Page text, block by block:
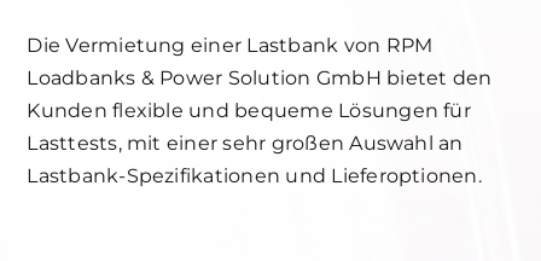
Die Vermietung einer Lastbank von RPM
Loadbanks & Power Solution GmbH bietet den
Kunden flexible und bequeme Lösungen für
Lasttests, mit einer sehr großen Auswahl an
Lastbank-Spezifikationen und Lieferoptionen.